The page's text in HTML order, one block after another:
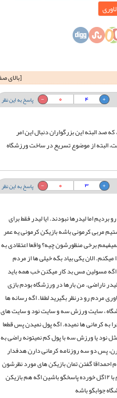
[بالای
پاسخ به این نظر 0
4
صد البته این بزرگواران دنبال این امر
البته از موضوع تسریع در ساخت ورزشگاه
پاسخ به این نظر 0
3
اما لیدرها نبودند. ایا لیدر فقط برای
مربی کرمونی باشه بازیکن کرمونی یه عمر
برخی منظورشون چیه؟ واقعا اعتقادی به
میکنم. الان یکی بیاد بگه خیلی ها از مردم
اگه مسولین مس بد کار میکنن خب همه باید
ناراضی. من بارها در ورزشگاه بودم بازی
مردم رو درنظر بگیرید لطفا. اگه رسانه ها
، سایت ورزش سه و سایت نود و سایت های
به کرمانی ها نمیده. اگه پول نمیدن پس قطعا
نود یا ورزش سه با پول کم نمیتونه راضی به
پس دو سه روزنامه کرمانی دارن هدفدار
گفتن تمان بازیکن های مورد نظرشون
١٠٠درصد گرفتن پس احمداقا الان در خصوص دفاع تیم با ١٢گل خورده پاسخگو باشین اگه هم بازیکن
جوابگو باشه